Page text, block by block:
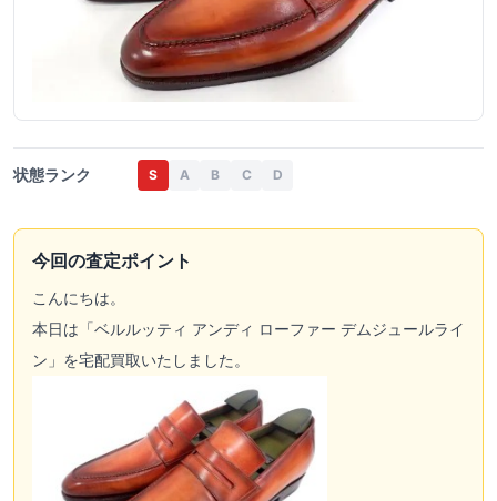
状態ランク S A B C D
今回の査定ポイント
こんにちは。
本日は「ベルルッティ アンディ ローファー デムジュールライ
ン」を宅配買取いたしました。